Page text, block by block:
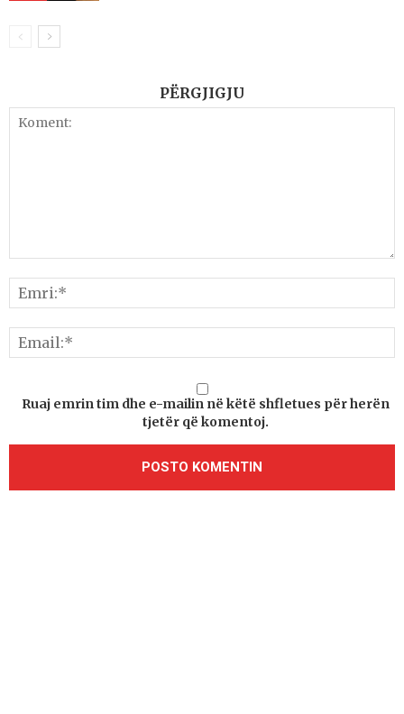
PËRGJIGJU
Ruaj emrin tim dhe e-mailin në këtë shfletues për herën
tjetër që komentoj.